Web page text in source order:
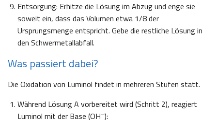
Entsorgung: Erhitze die Lösung im Abzug und enge sie
soweit ein, dass das Volumen etwa 1/8 der
Ursprungsmenge entspricht. Gebe die restliche Lösung in
den Schwermetallabfall.
Was passiert dabei?
Die Oxidation von Luminol findet in mehreren Stufen statt.
Während Lösung A vorbereitet wird (Schritt 2), reagiert
Luminol mit der Base (OH–):